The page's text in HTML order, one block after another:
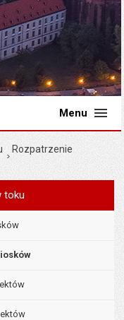
Menu
Rozpatrzenie
Planowanie przestrzenne
toku